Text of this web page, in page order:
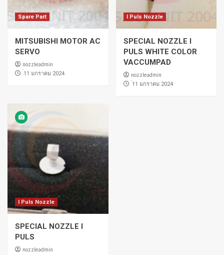
Spare Part
MITSUBISHI MOTOR AC
SERVO
nozzleadmin
่11 มกราคม 2024
I Puls Nozzle
SPECIAL NOZZLE I
PULS WHITE COLOR
VACCUMPAD
nozzleadmin
่11 มกราคม 2024
I Puls Nozzle
SPECIAL NOZZLE I
PULS
nozzleadmin